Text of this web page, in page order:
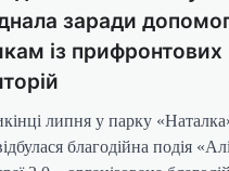
заради
із прифронтових
липня у парку
благодійна подія